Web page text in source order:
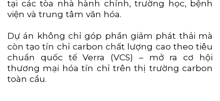
tại các tòa nhà hành chính, trường học, bệnh
viện và trung tâm văn hóa.
Dự án không chỉ góp phần giảm phát thải mà
còn tạo tín chỉ carbon chất lượng cao theo tiêu
chuẩn quốc tế Verra (VCS) – mở ra cơ hội
thương mại hóa tín chỉ trên thị trường carbon
toàn cầu.